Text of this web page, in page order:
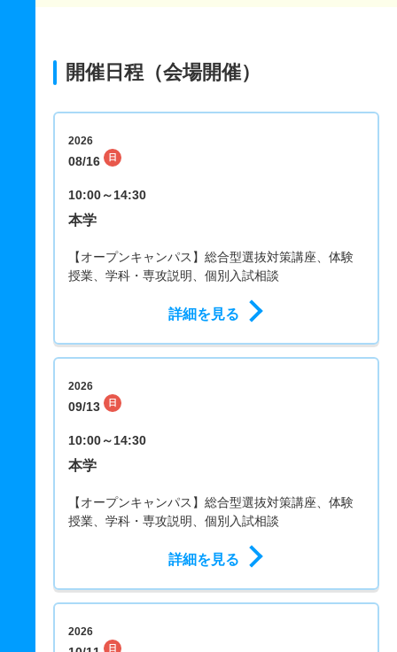
開催日程（会場開催）
2026
08/16 日
10:00～14:30
本学
【オープンキャンパス】総合型選抜対策講座、体験
授業、学科・専攻説明、個別入試相談
詳細を見る
2026
09/13 日
10:00～14:30
本学
【オープンキャンパス】総合型選抜対策講座、体験
授業、学科・専攻説明、個別入試相談
詳細を見る
2026
日